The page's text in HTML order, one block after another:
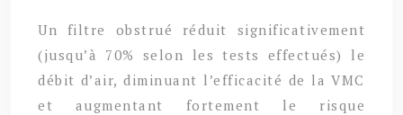
Un filtre obstrué réduit significativement
(jusqu’à 70% selon les tests effectués) le
débit d’air, diminuant l’efficacité de la VMC
et augmentant fortement le risque